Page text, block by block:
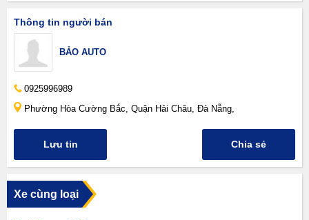
Thông tin người bán
BẢO AUTO
0925996989
Phường Hòa Cường Bắc, Quận Hải Châu, Đà Nẵng,
Lưu tin Chia sẻ
Xe cùng loại